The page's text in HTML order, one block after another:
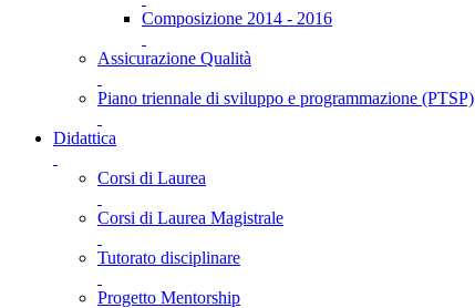
Composizione 2014 - 2016
Assicurazione Qualità
Piano triennale di sviluppo e programmazione (PTSP)
Didattica
Corsi di Laurea
Corsi di Laurea Magistrale
Tutorato disciplinare
Progetto Mentorship